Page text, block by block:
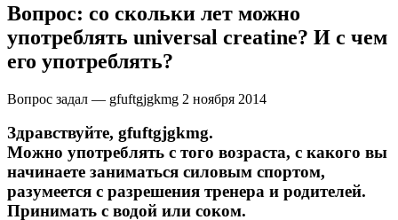
Селен
Здоровье и красота
НАЗАД
Мужское здоровье
НАЗАД
SNT
Sportinia
Trace Minerals
USN
Vitauct
Вопрос: со скольки лет можно
употреблять universal creatine? И с чем
его употреблять?
Вопрос задал — gfuftgjgkmg 2 ноября 2014
Здравствуйте, gfuftgjgkmg.
Можно употреблять с того возраста, с какого вы
начинаете заниматься силовым спортом,
разумеется с разрешения тренера и родителей.
Принимать с водой или соком.